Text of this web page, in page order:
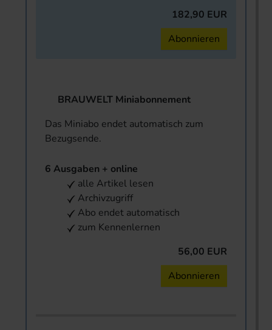
182,90 EUR
Abonnieren
BRAUWELT Miniabonnement
Das Miniabo endet automatisch zum
Bezugsende.
6 Ausgaben + online
alle Artikel lesen
Archivzugriff
Abo endet automatisch
zum Kennenlernen
56,00 EUR
Abonnieren